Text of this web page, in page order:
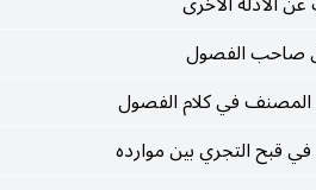
وان قال بالثاني ، الّا ان